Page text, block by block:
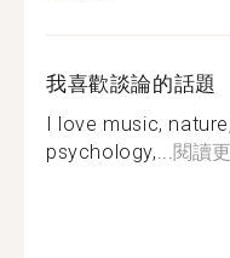
我喜歡談論的話題
I love music,
psychology,... 閱讀